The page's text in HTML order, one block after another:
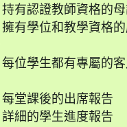
持有認證教師資格的
擁有學位和教學資格
每位學生都有專屬的
每堂課後的出席報告
詳細的學生進度報告